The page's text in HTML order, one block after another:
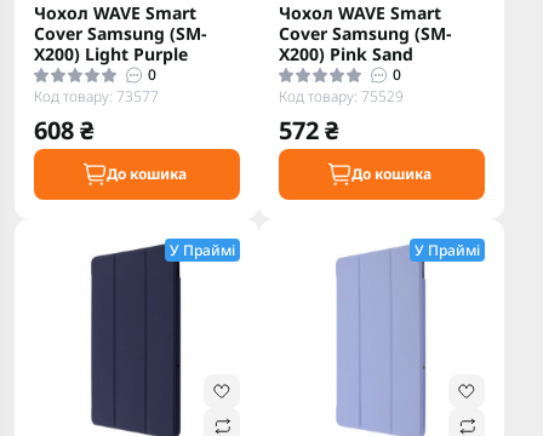
Чохол WAVE Smart
Cover Samsung (SM-
X200) Light Purple
0
Код товару: 73577
608 ₴
До кошика
Чохол WAVE Smart
Cover Samsung (SM-
X200) Pink Sand
0
Код товару: 75529
572 ₴
До кошика
У Праймі У Праймі